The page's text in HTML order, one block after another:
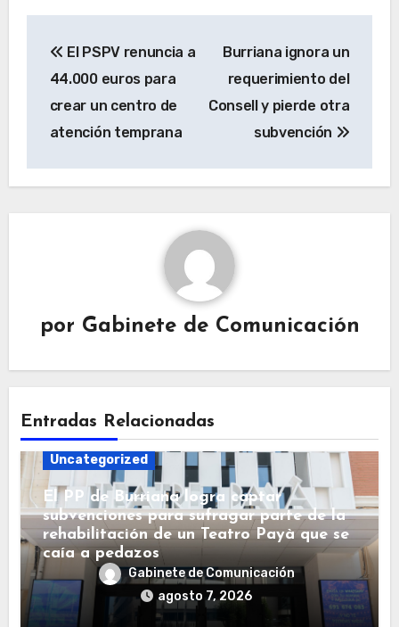
de
entradas
El PSPV renuncia a
44.000 euros para
crear un centro de
atención temprana
Burriana ignora un
requerimiento del
Consell y pierde otra
subvención
por Gabinete de Comunicación
Entradas Relacionadas
Uncategorized
El PP de Burriana logra captar
subvenciones para sufragar parte de la
rehabilitación de un Teatro Payà que se
caía a pedazos
Gabinete de Comunicación
agosto 7, 2026